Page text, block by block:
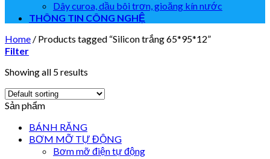
Dây curoa, dầu bôi trơn, gioăng kín nước
THÔNG TIN CÔNG NGHỆ
Home / Products tagged “Silicon trắng 65*95*12”
Filter
Showing all 5 results
Sản phẩm
BÁNH RĂNG
BƠM MỠ TỰ ĐỘNG
Bơm mỡ điện tự động